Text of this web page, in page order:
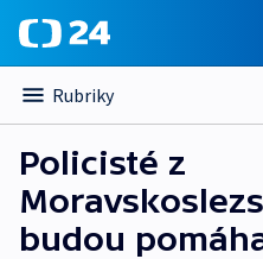
Rubriky
Policisté z
budou